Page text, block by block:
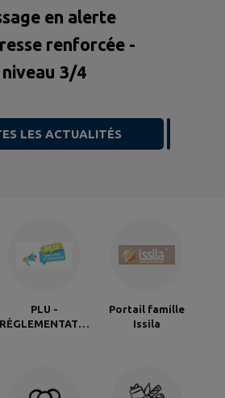
en alerte
renforcée -
niveau 3/4
LES ACTUALITÉS
PLU -
RÉGLEMENTATIO
Portail famille
Issila